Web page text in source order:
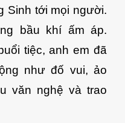
Sinh tới mọi người.
bầu khí ấm áp.
tiệc, anh em đã
như đố vui, ảo
văn nghệ và trao